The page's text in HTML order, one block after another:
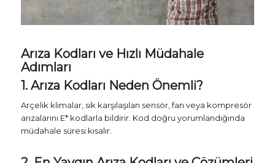
Arıza Kodları ve Hızlı Müdahale
Adımları
1. Arıza Kodları Neden Önemli?
Arçelik klimalar, sık karşılaşılan sensör, fan veya kompresör
arızalarını E* kodlarla bildirir. Kod doğru yorumlandığında
müdahale süresi kısalır.